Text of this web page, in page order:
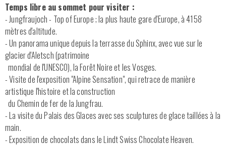
Temps libre au sommet pour visiter :
- Jungfraujoch - Top of Europe ; la plus haute gare d'Europe, à 4158
mètres d'altitude.
- Un panorama unique depuis la terrasse du Sphinx, avec vue sur le
glacier d'Aletsch (patrimoine
mondial de l'UNESCO), la Forêt Noire et les Vosges.
- Visite de l'exposition "Alpine Sensation", qui retrace de manière
artistique l'histoire et la construction
du Chemin de fer de la Jungfrau.
- La visite du Palais des Glaces avec ses sculptures de glace taillées à la
main.
- Exposition de chocolats dans le Lindt Swiss Chocolate Heaven.